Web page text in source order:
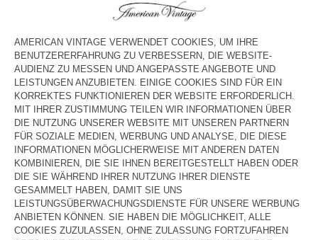
75 €
45 €
85 €
29,75 €
KINDERJEANS JOYBIRD
80 €
56 €
KINDERJEANS SPYWOOD
80 €
56 €
KINDERLATZHOSE SPYWOOD
125 €
62,50 €
KINDERJEANS JOYBIRD
80 €
39,20 €
KINDERJEANS YOPDAY
75 €
45 €
KINDERJEANS SPYWOOD
80 €
33,60 €
KINDERJOGGINGHOSE FYBEE
70 € 42 €
KINDER-JEANS JOYBIRD
OUT OF STOCK
75 € 45 €